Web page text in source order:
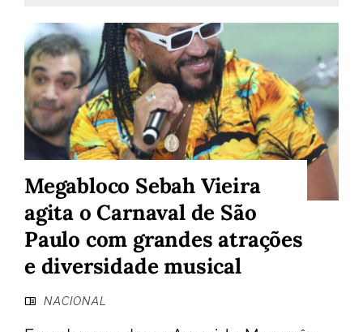
Megabloco Sebah Vieira
agita o Carnaval de São
Paulo com grandes atrações
e diversidade musical
NACIONAL